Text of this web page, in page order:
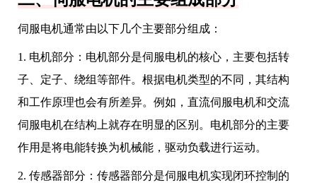
伺服电机通常由以下几个主要部分组成：
1. 电机部分：电机部分是伺服电机的核心，主要包括转
子、定子、绕组等部件。根据电机类型的不同，其结构
和工作原理也会有所差异。例如，直流伺服电机和交流
伺服电机在结构上就存在明显的区别。电机部分的主要
作用是将电能转换为机械能，驱动负载进行运动。
2. 传感器部分：传感器部分是伺服电机实现闭环控制的